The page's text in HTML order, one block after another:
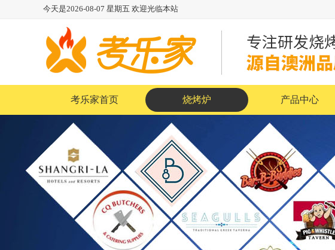
今天是2026-08-07 星期五 欢迎光临本站
考乐家首页 烧烤炉 产品中心